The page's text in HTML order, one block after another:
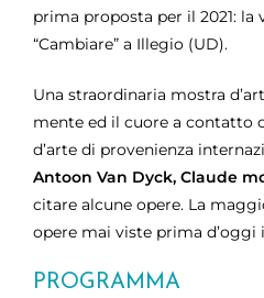
prima proposta per il 2021: la
“Cambiare” a Illegio (UD).
Una straordinaria mostra
mente ed il cuore a contatto
d’arte di provenienza
Antoon Van Dyck, Claude
citare alcune opere. La
opere mai viste prima d’oggi
PROGRAMMA